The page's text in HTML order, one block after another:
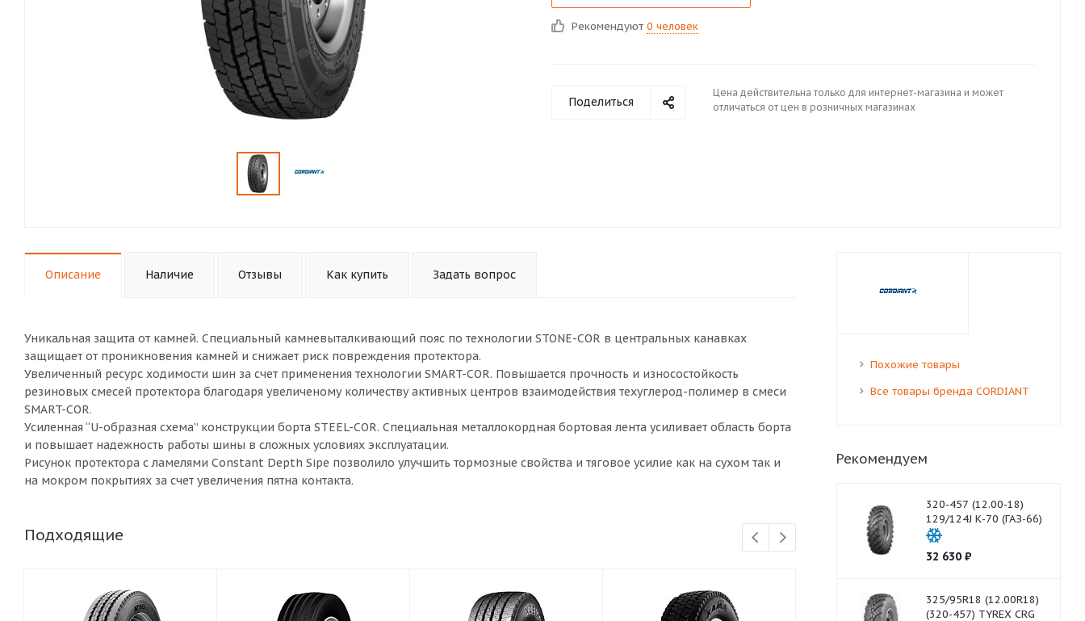
Рекомендуют 0 человек
Поделиться
Цена действительна только для интернет-магазина и может
отличаться от цен в розничных магазинах
Описание Наличие Отзывы Как купить Задать вопрос
Уникальная защита от камней. Специальный камневыталкивающий пояс по технологии STONE-COR в центральных канавках
защищает от проникновения камней и снижает риск повреждения протектора.
Увеличенный ресурс ходимости шин за счет применения технологии SMART-COR. Повышается прочность и износостойкость
резиновых смесей протектора благодаря увеличеному количеству активных центров взаимодействия техуглерод-полимер в смеси
SMART-COR.
Усиленная “U-образная схема” конструкции борта STEEL-COR. Специальная металлокордная бортовая лента усиливает область борта
и повышает надежность работы шины в сложных условиях эксплуатации.
Рисунок протектора с ламелями Constant Depth Sipe позволило улучшить тормозные свойства и тяговое усилие как на сухом так и
на мокром покрытиях за счет увеличения пятна контакта.
Подходящие
Похожие товары
Все товары бренда CORDIANT
Рекомендуем
320-457 (12.00-18)
129/124J К-70 (ГАЗ-66)
32 630₽
325/95R18 (12.00R18)
(320-457) TYREX CRG